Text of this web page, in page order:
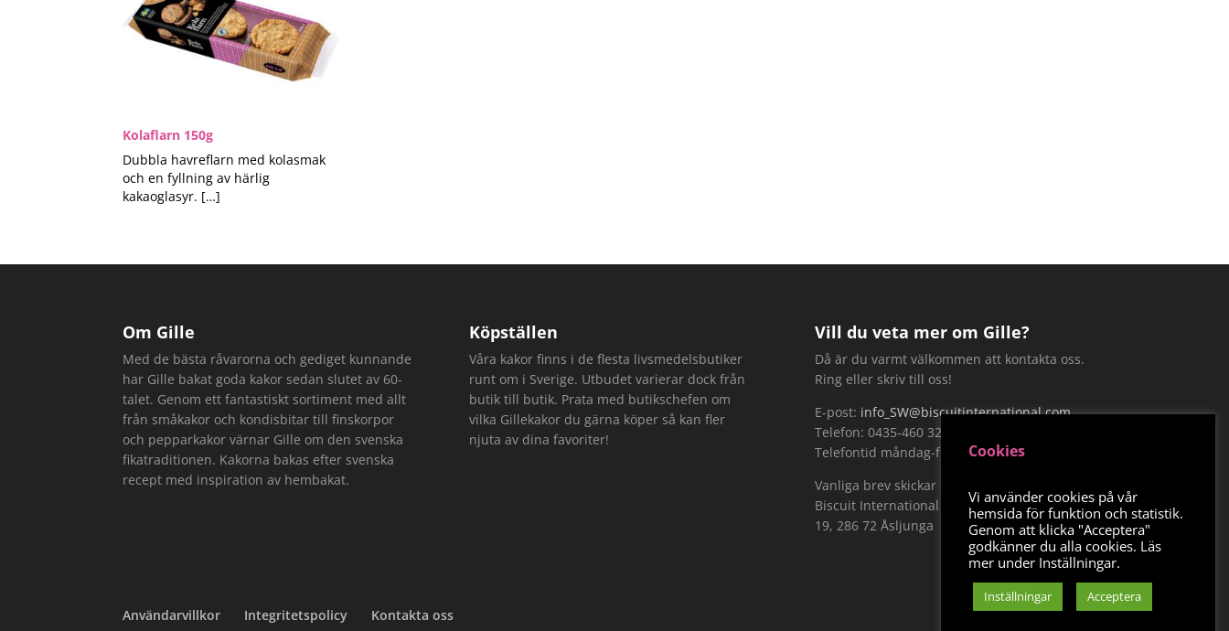
Kolaflarn 150g
Dubbla havreflarn med kolasmak
och en fyllning av härlig
kakaoglasyr. […]
Om Gille
Med de bästa råvarorna och gediget kunnande
har Gille bakat goda kakor sedan slutet av 60-
talet. Genom ett fantastiskt sortiment med allt
från småkakor och kondisbitar till finskorpor
och pepparkakor värnar Gille om den svenska
fikatraditionen. Kakorna bakas efter svenska
recept med inspiration av hembakat.
Köpställen
Våra kakor finns i de flesta livsmedelsbutiker
runt om i Sverige. Utbudet varierar dock från
butik till butik. Prata med butikschefen om
vilka Gillekakor du gärna köper så kan fler
njuta av dina favoriter!
Vill du veta mer om Gille?
Då är du varmt välkommen att kontakta oss.
Ring eller skriv till oss!
E-post: info_SW@biscuitinternational.com
Telefon: 0435-460 320.
Telefontid måndag-fredag 9-15
Vanliga brev skickar du till:
Biscuit International Sweden AB, Näckrosvägen
19, 286 72 Åsljunga
Användarvillkor Integritetspolicy Kontakta oss
Cookies
Vi använder cookies på vår
hemsida för funktion och statistik.
Genom att klicka "Acceptera"
godkänner du alla cookies. Läs
mer under Inställningar.
Inställningar Acceptera